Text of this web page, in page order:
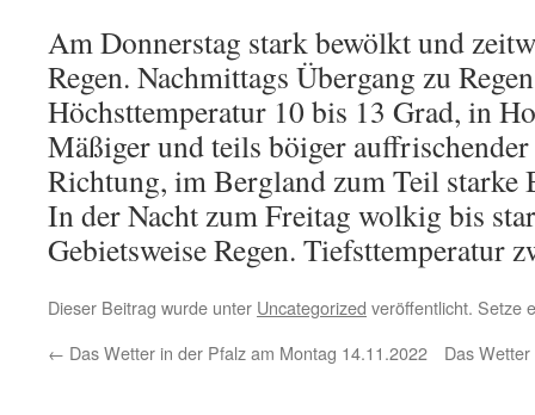
Am Donnerstag stark bewölkt und
Regen. Nachmittags Übergang zu
Höchsttemperatur 10 bis 13 Grad, in
Mäßiger und teils böiger
Richtung, im Bergland zum Teil starke
In der Nacht zum Freitag wolkig bis
Gebietsweise Regen. Tiefsttemperatur
Dieser Beitrag wurde unter Uncategorized veröffentlicht. Setze
← Das Wetter in der Pfalz am Montag 14.11.2022 Das